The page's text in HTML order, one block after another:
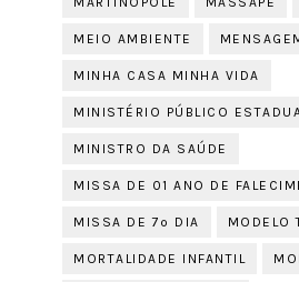
MEIO AMBIENTE
MINHA CASA MINHA VIDA
MINISTÉRIO PÚBLICO
MINISTRO DA SAÚDE
MISSA DE 01 ANO DE
MISSA DE 7º DIA MODELO
MORTALIDADE INFANTIL